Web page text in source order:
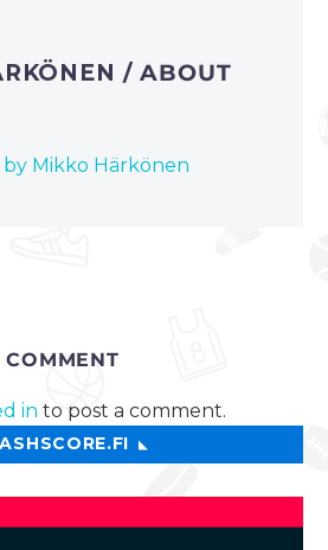
/ ABOUT
by Mikko Härkönen
COMMENT
in to post a comment.